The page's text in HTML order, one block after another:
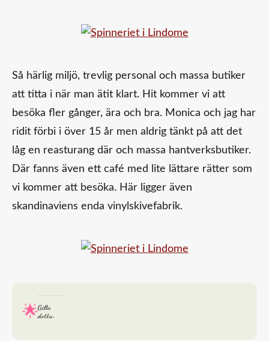
Så härlig miljö, trevlig personal och massa butiker
att titta i när man ätit klart. Hit kommer vi att
besöka fler gånger, ära och bra. Monica och jag har
ridit förbi i över 15 år men aldrig tänkt på att det
låg en reasturang där och massa hantverksbutiker.
Där fanns även ett café med lite lättare rätter som
vi kommer att besöka. Här ligger även
skandinaviens enda vinylskivefabrik.
Gilla
detta: